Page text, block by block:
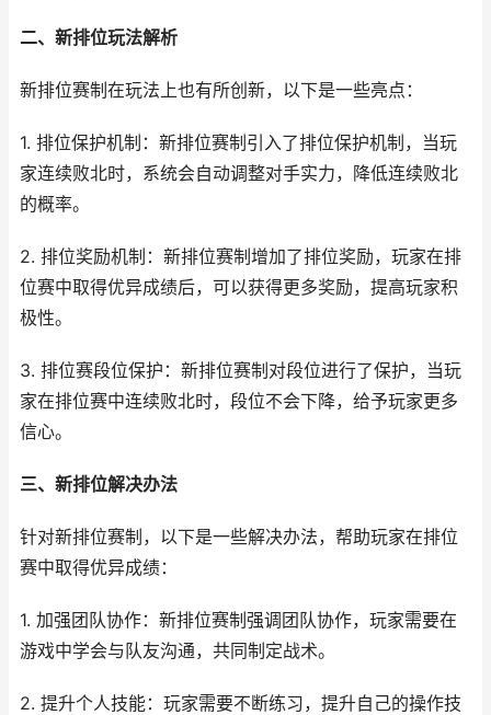
二、新排位玩法解析
新排位赛制在玩法上也有所创新，以下是一些亮点：
1. 排位保护机制：新排位赛制引入了排位保护机制，当玩
家连续败北时，系统会自动调整对手实力，降低连续败北
的概率。
2. 排位奖励机制：新排位赛制增加了排位奖励，玩家在排
位赛中取得优异成绩后，可以获得更多奖励，提高玩家积
极性。
3. 排位赛段位保护：新排位赛制对段位进行了保护，当玩
家在排位赛中连续败北时，段位不会下降，给予玩家更多
信心。
三、新排位解决办法
针对新排位赛制，以下是一些解决办法，帮助玩家在排位
赛中取得优异成绩：
1. 加强团队协作：新排位赛制强调团队协作，玩家需要在
游戏中学会与队友沟通，共同制定战术。
2. 提升个人技能：玩家需要不断练习，提升自己的操作技